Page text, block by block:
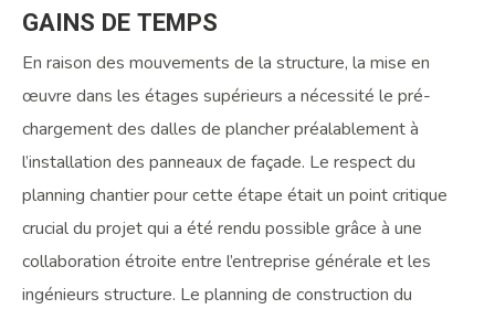
GAINS DE TEMPS
En raison des mouvements de la structure, la mise en
œuvre dans les étages supérieurs a nécessité le pré-
chargement des dalles de plancher préalablement à
l’installation des panneaux de façade. Le respect du
planning chantier pour cette étape était un point critique
crucial du projet qui a été rendu possible grâce à une
collaboration étroite entre l’entreprise générale et les
ingénieurs structure. Le planning de construction du